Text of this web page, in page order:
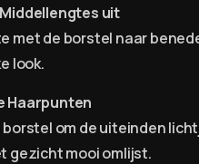
uit
met de borstel naar
look.
Haarpunten
om de uiteinden
gezicht mooi omlijst.